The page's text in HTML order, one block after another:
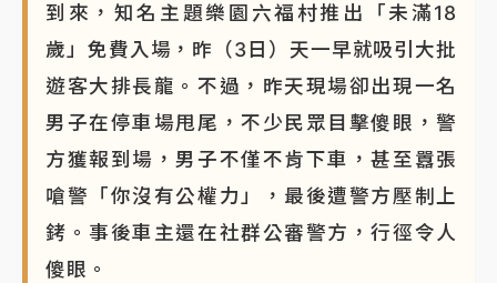
到來，知名主題樂園六福村推出「未滿18
歲」免費入場，昨（3日）天一早就吸引大批
遊客大排長龍。不過，昨天現場卻出現一名
男子在停車場甩尾，不少民眾目擊傻眼，警
方獲報到場，男子不僅不肯下車，甚至囂張
嗆警「你沒有公權力」，最後遭警方壓制上
銬。事後車主還在社群公審警方，行徑令人
傻眼。